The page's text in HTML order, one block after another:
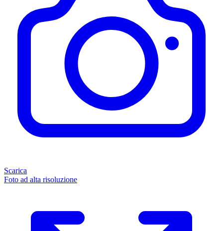
Scarica
Foto ad alta risoluzione